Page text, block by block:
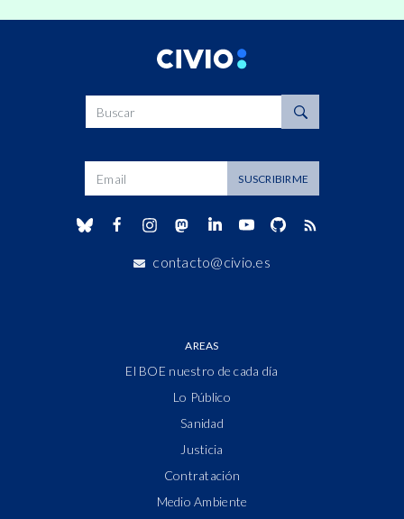
SUSCRIBIRME
contacto@civio.es
AREAS
El BOE nuestro de cada día
Lo Público
Sanidad
Justicia
Contratación
Medio Ambiente